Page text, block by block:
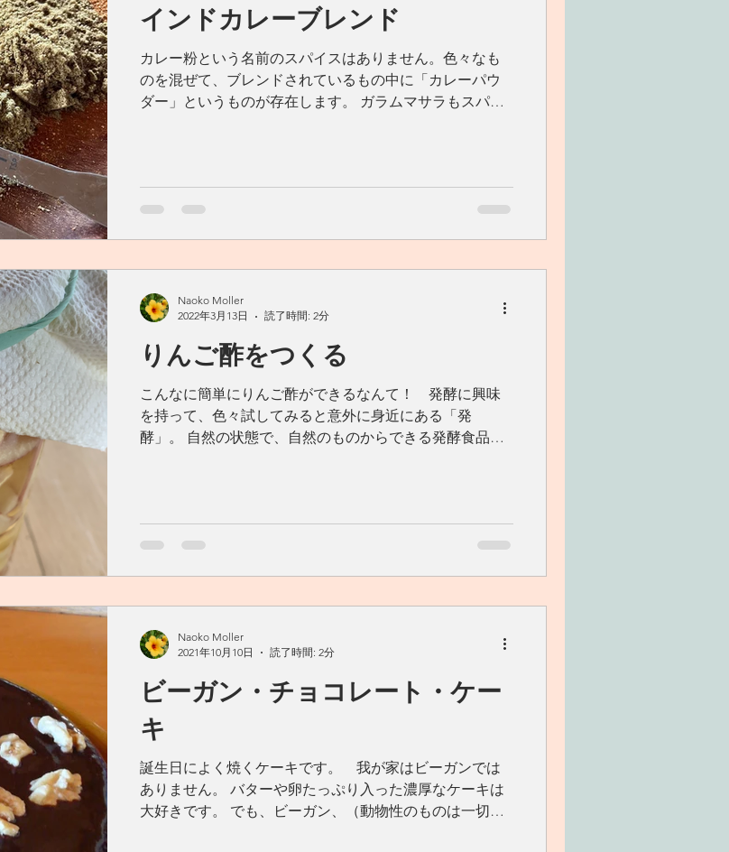
インドカレーブレンド
カレー粉という名前のスパイスはありません。色々なも
のを混ぜて、ブレンドされているもの中に「カレーパウ
ダー」というものが存在します。 ガラムマサラもスパイ
りんご酢をつくる
こんなに簡単にりんご酢ができるなんて！ 発酵に興味
を持って、色々試してみると意外に身近にある「発
酵」。 自然の状態で、自然のものからできる発酵食品。
Naoko Moller
2022年3月13日
読了時間: 2分
ビーガン・チョコレート・ケー
キ
誕生日によく焼くケーキです。 我が家はビーガンでは
ありません。 バターや卵たっぷり入った濃厚なケーキは
大好きです。 でも、ビーガン、（動物性のものは一切使
Naoko Moller
2021年10月10日
読了時間: 2分